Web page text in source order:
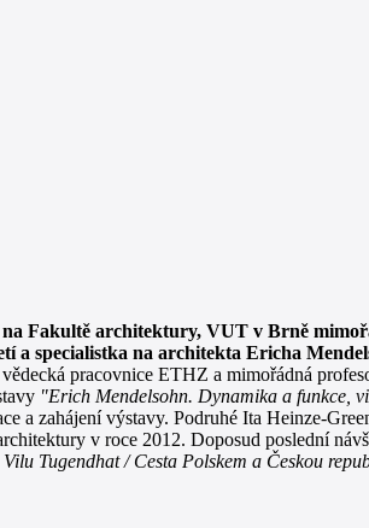
Fakultě architektury, VUT v Brně
a specialistka na architekta Ericha
pracovnice ETHZ a mimořádná
"Erich Mendelsohn. Dynamika a funkce,
a zahájení výstavy. Podruhé Ita Heinze-
v roce 2012. Doposud poslední
Tugendhat / Cesta Polskem a Českou